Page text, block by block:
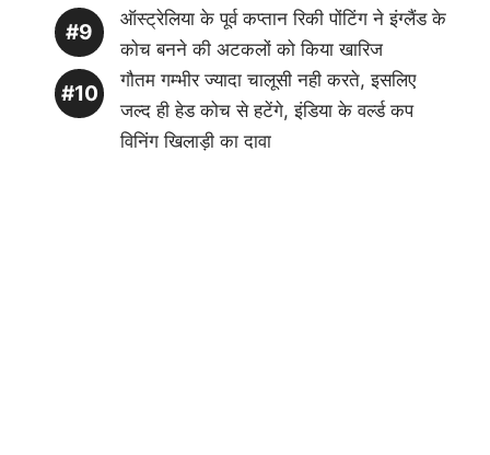
ऑस्ट्रेलिया के पूर्व कप्तान रिकी पोंटिंग ने इंग्लैंड के
कोच बनने की अटकलों को किया खारिज
गौतम गम्भीर ज्यादा चालूसी नही करते, इसलिए
जल्द ही हेड कोच से हटेंगे, इंडिया के वर्ल्ड कप
विनिंग खिलाड़ी का दावा